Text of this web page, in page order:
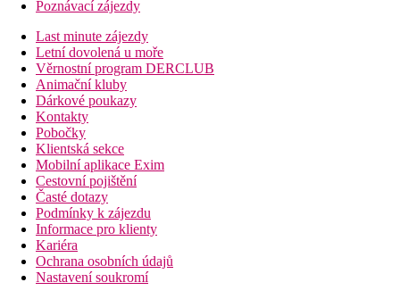
Poznávací zájezdy
Last minute zájezdy
Letní dovolená u moře
Věrnostní program DERCLUB
Animační kluby
Dárkové poukazy
Kontakty
Pobočky
Klientská sekce
Mobilní aplikace Exim
Cestovní pojištění
Časté dotazy
Podmínky k zájezdu
Informace pro klienty
Kariéra
Ochrana osobních údajů
Nastavení soukromí